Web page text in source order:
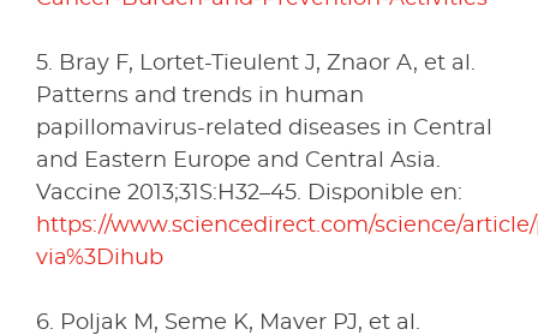
5. Bray F, Lortet-Tieulent J, Znaor A, et al.
Patterns and trends in human
papillomavirus-related diseases in Central
and Eastern Europe and Central Asia.
Vaccine 2013;31S:H32–45. Disponible en:
https://www.sciencedirect.com/science/article/
via%3Dihub
6. Poljak M, Seme K, Maver PJ, et al.